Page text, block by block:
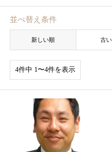
並べ替え条件
新しい順 古
4件中 1〜4件を表示